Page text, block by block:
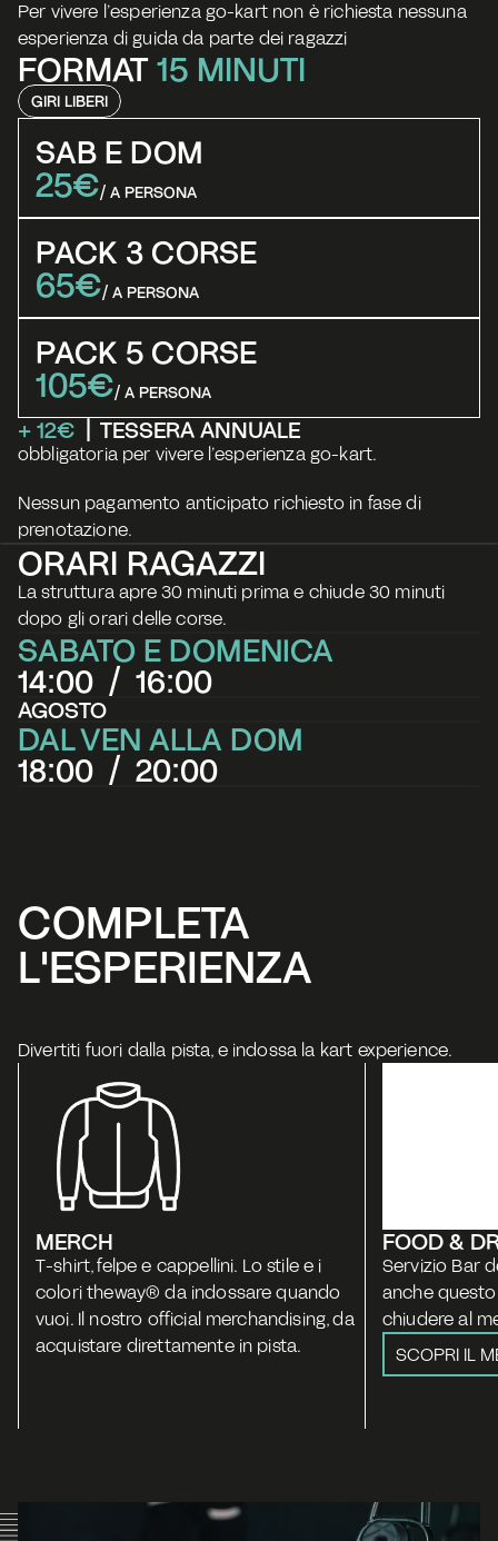
Per vivere l’esperienza go-kart non è richiesta nessuna
esperienza di guida da parte dei ragazzi
FORMAT 15 MINUTI
GIRI LIBERI
SAB E DOM
25€/ A PERSONA
PACK 3 CORSE
65€/ A PERSONA
PACK 5 CORSE
105€/ A PERSONA
+ 12€ |  TESSERA ANNUALE
obbligatoria per vivere l’esperienza go-kart.
Nessun pagamento anticipato richiesto in fase di
prenotazione.
ORARI RAGAZZI
La struttura apre 30 minuti prima e chiude 30 minuti
dopo gli orari delle corse.
SABATO E DOMENICA
14:00  /  16:00
AGOSTO
DAL VEN ALLA DOM
18:00  /  20:00
COMPLETA
L'ESPERIENZA
Divertiti fuori dalla pista, e indossa la kart experience.
MERCH
T-shirt, felpe e cappellini. Lo stile e i
colori theway® da indossare quando
vuoi. Il nostro official merchandising, da
acquistare direttamente in pista.
FOOD &
Servizio Bar
anche
chiudere al
SCOPRI IL